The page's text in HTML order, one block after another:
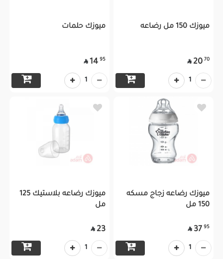
ميوزك 150 مل رضاعه
70
20

1
ميوزك حلمات
95
14

1
ميوزك رضاعه زجاج مسكه
150 مل
95
37

1
ميوزك رضاعه بلاستيك 125
مل
23

1